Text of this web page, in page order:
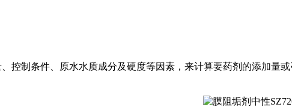
控制条件、原水水质成分及硬度等因素，来计算要药剂的添加量